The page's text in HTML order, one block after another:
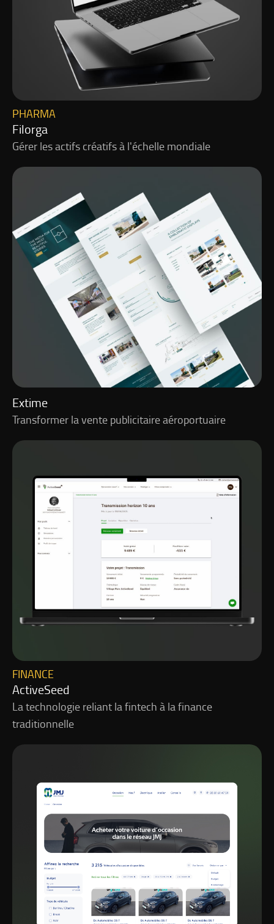
Filorga
PHARMA
Gérer les actifs créatifs à l'échelle mondiale
Extime
Transformer la vente publicitaire aéroportuaire
ActiveSeed
FINANCE
La technologie reliant la fintech à la finance
traditionnelle